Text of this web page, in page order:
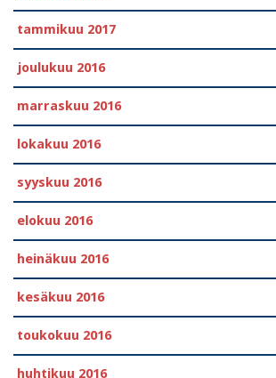
tammikuu 2017
joulukuu 2016
marraskuu 2016
lokakuu 2016
syyskuu 2016
elokuu 2016
heinäkuu 2016
kesäkuu 2016
toukokuu 2016
huhtikuu 2016